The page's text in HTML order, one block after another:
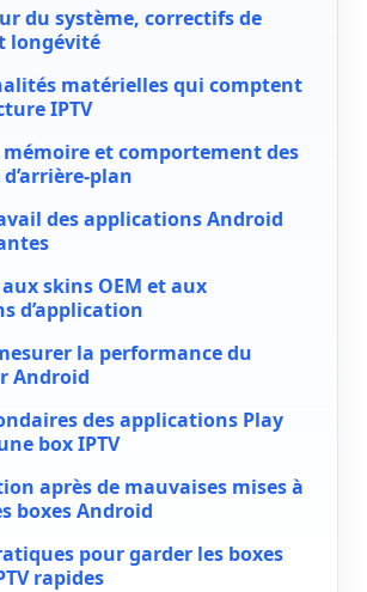
du système, correctifs de
longévité
matérielles qui comptent
IPTV
mémoire et comportement des
plan
des applications Android
skins OEM et aux
d’application
la performance du
Android
des applications Play
box IPTV
après de mauvaises mises à
boxes Android
pour garder les boxes
rapides